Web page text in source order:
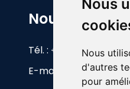
Nous
Nous
d'autres
pour
Nous
Tél. : +33(0)1 60 26
E-mail : info@foy.fr